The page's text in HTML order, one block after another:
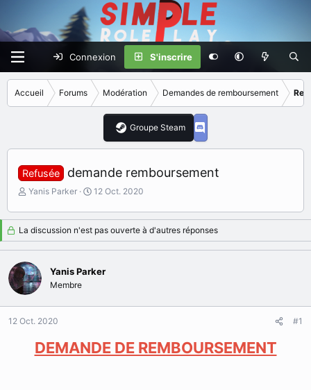
Connexion S'inscrire
Accueil Forums Modération Demandes de remboursement
Groupe Steam
Refusée demande remboursement
I
i
i
a
t
e
u
Yanis Parker
D
t
e
d
e
é
12 Oct. 2020
La discussion n'est pas ouverte à d'autres réponses
Yanis Parker
Membre
12 Oct. 2020 #1
DEMANDE DE REMBOURSEMENT